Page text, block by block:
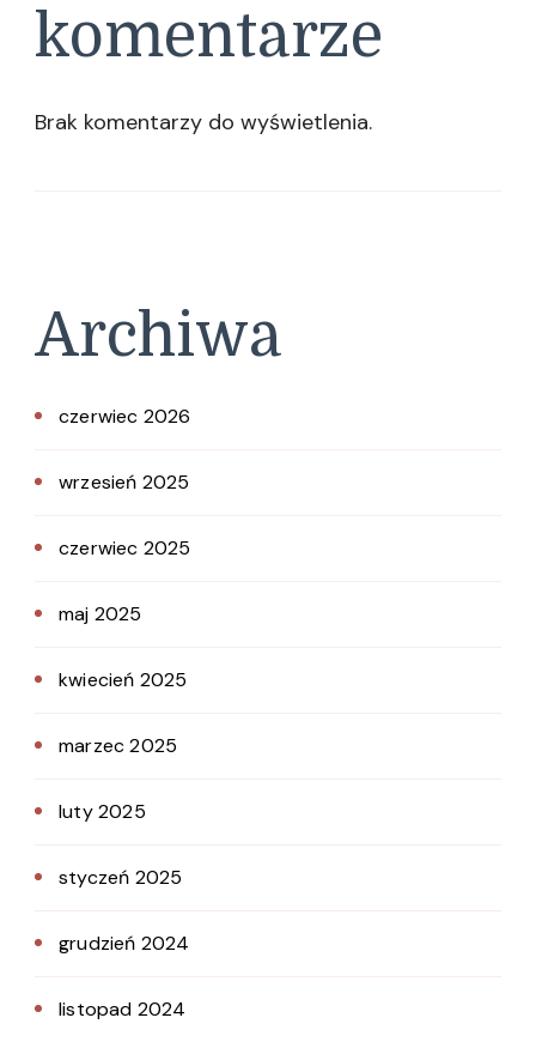
komentarze
Brak komentarzy do wyświetlenia.
Archiwa
czerwiec 2026
wrzesień 2025
czerwiec 2025
maj 2025
kwiecień 2025
marzec 2025
luty 2025
styczeń 2025
grudzień 2024
listopad 2024